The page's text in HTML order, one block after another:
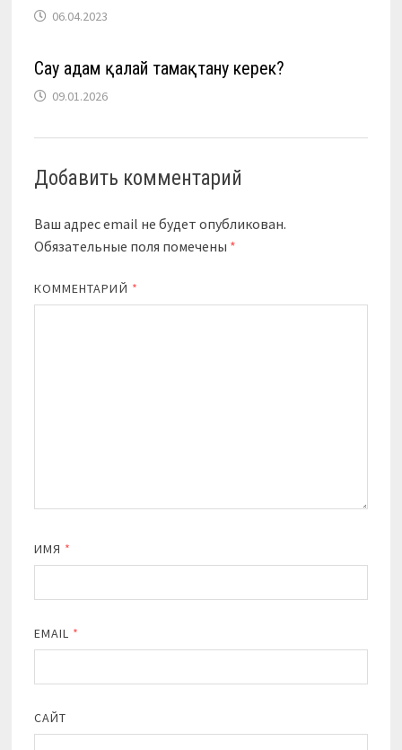
06.04.2023
Сау адам қалай тамақтану керек?
09.01.2026
Добавить комментарий
Ваш адрес email не будет опубликован.
Обязательные поля помечены *
КОММЕНТАРИЙ *
ИМЯ *
EMAIL *
САЙТ